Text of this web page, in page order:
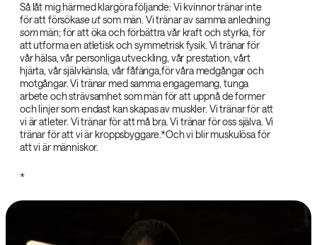
Så låt mig härmed klargöra följande: Vi kvinnor tränar inte
för att försökase ut‌som män. Vi tränar av samma anledning
som‌män; för att öka och förbättra vår kraft och styrka, för
att utforma en atletisk och symmetrisk fysik. Vi tränar för
vår hälsa, vår personliga utveckling, vår prestation, vårt
hjärta, vår självkänsla, vår fåfänga,för våra medgångar och
motgångar. Vi tränar med samma engagemang, tunga
arbete och strävsamhet som män för att uppnå de former
och linjer som endast kan skapas av muskler. Vi tränar för att
vi är atleter. Vi tränar för att må bra. Vi tränar för oss själva. Vi
tränar för att vi är kroppsbyggare.*Och vi blir muskulösa för
att vi är människor.
‌*